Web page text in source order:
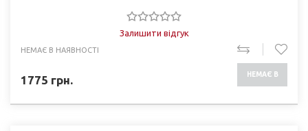
Залишити відгук
НЕМАЄ В НАЯВНОСТІ
1775 грн. НЕМАЄ В